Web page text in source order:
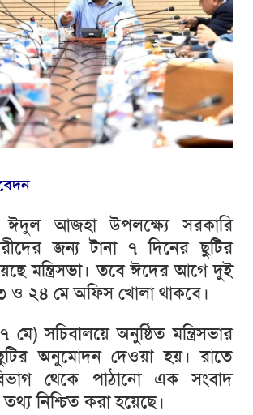
ঈদুল আজহা উপলক্ষ্যে সরকারি
জন্য টানা ৭ দিনের ছুটির
মন্ত্রিসভা। তবে ঈদের আগে দুই
ও ২৪ মে অফিস খোলা থাকবে।
মে) সচিবালয়ে অনুষ্ঠিত মন্ত্রিসভার
অনুমোদন দেওয়া হয়। রাতে
বিভাগ থেকে পাঠানো এক সংবাদ
তথ্য নিশ্চিত করা হয়েছে।